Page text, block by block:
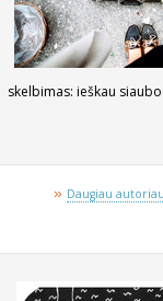
skelbimas: ieškau
» Daugiau